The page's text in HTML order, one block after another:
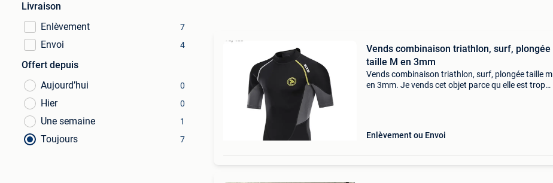
Livraison
Enlèvement
7
Envoi 4
Offert depuis
Aujourd’hui
0
Hier 0
Une semaine 1
Toujours 7
Vends combinaison triathlon, surf, plongée
taille M en 3mm
Vends combinaison triathlon, surf, plongée taille m
en 3mm. Je vends cet objet parce qu elle est trop
Enlèvement ou Envoi